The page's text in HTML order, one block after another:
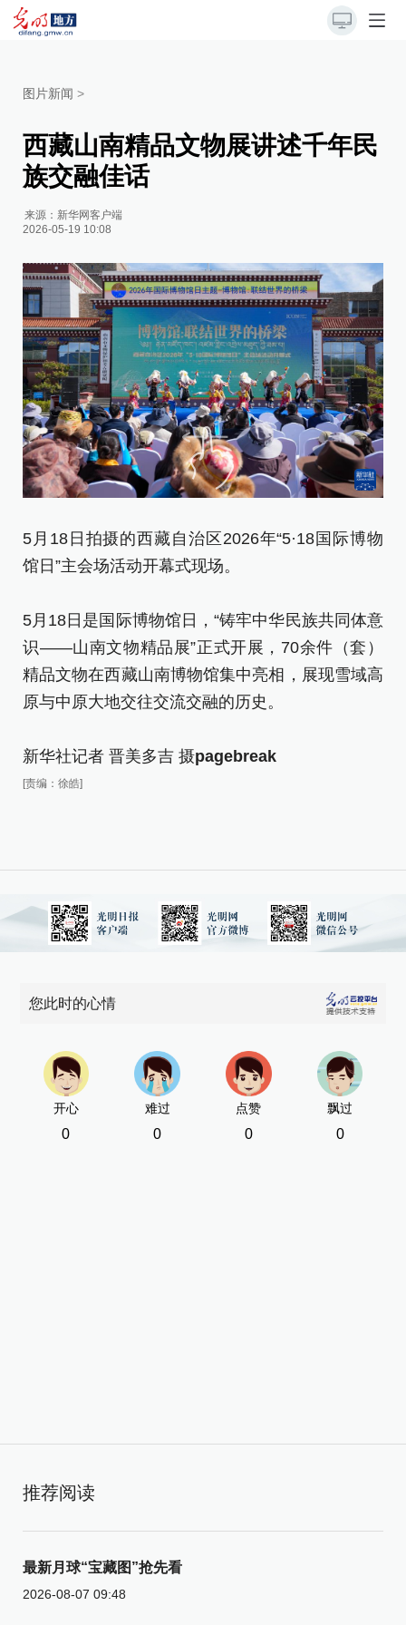
图片新闻 >
西藏山南精品文物展讲述千年民
族交融佳话
来源： 新华网客户端
2026-05-19 10:08
5月18日拍摄的西藏自治区2026年“5·18国际博物
馆日”主会场活动开幕式现场。
5月18日是国际博物馆日，“铸牢中华民族共同体意
识——山南文物精品展”正式开展，70余件（套）
精品文物在西藏山南博物馆集中亮相，展现雪域高
原与中原大地交往交流交融的历史。
新华社记者 晋美多吉 摄pagebreak
[责编：徐皓]
您此时的心情
开心
0
难过
0
点赞
0
飘过
0
推荐阅读
最新月球“宝藏图”抢先看
2026-08-07 09:48